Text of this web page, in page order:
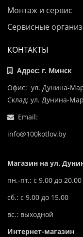
Монтаж и сервис
Сервисные
КОНТАКТЫ
Адрес: г. Минск
Офис: ул. Дунина-
Склад: ул. Дунина-
Email:
info@100kotlov.by
Магазин на ул.
пн.-пт.: с 9.00 до 20.00
сб.: с 9.00 до 15.00
вс.: выходной
Интернет-магазин